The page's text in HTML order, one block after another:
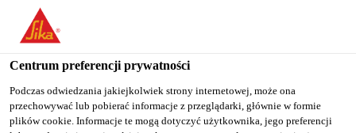
You are accessing "Sika Poland", it seems you are accessing it
from "Stany Zjednoczone". We have a dedicated website for your
country.
TO
SIKA
USA
STAY ON THE SIKA
POLAND WEBSITE
SELECT A
COUNTRY
Centrum preferencji prywatności
Podczas odwiedzania jakiejkolwiek strony internetowej, może ona
przechowywać lub pobierać informacje z przeglądarki, głównie w formie
plików cookie. Informacje te mogą dotyczyć użytkownika, jego preferencji